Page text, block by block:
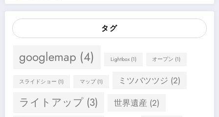
タグ
googlemap (4) Lightbox(1) オープン (1)
スライドショー (1) マップ(1) ミツバツツジ (2)
ライトアップ (3) 世界遺産 (2)